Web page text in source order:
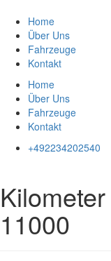
Inhalt
springen
Home
Über Uns
Fahrzeuge
Kontakt
Home
Über Uns
Fahrzeuge
Kontakt
+492234202540
11000